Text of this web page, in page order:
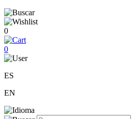
0
0
ES
EN